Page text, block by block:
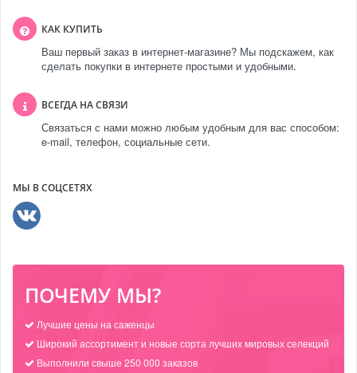
КАК КУПИТЬ
Ваш первый заказ в интернет-магазине? Мы подскажем, как
сделать покупки в интернете простыми и удобными.
ВСЕГДА НА СВЯЗИ
Связаться с нами можно любым удобным для вас способом:
e-mail, телефон, социальные сети.
МЫ В СОЦСЕТЯХ
ПОЧЕМУ МЫ?
Лучшие цены на саженцы
Широкий ассортимент и новые сорта лучших мировых селекций
Выполнили свыше 250 000 заказов